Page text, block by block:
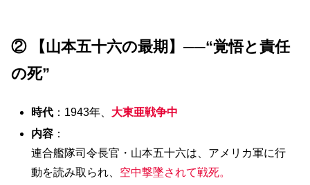
② 【山本五十六の最期】──“覚悟と責任
の死”
時代 ：1943年、 大東亜戦争中
内容 ：
連合艦隊司令長官・山本五十六は、アメリカ軍に行
動を読み取られ、 空中撃墜されて戦死。